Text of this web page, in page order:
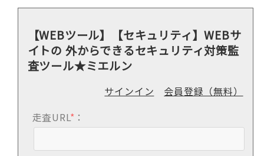
【WEBツール】【セキュリティ】WEBサ
イトの 外からできるセキュリティ対策監
査ツール★ミエルン
サインイン
会員登録（無料）
走査URL* ：